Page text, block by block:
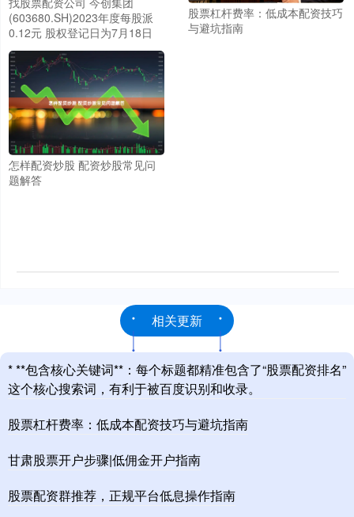
(603680.SH)2023年度每股派
0.12元 股权登记日为7月18日
股票杠杆费率：低成本配资技巧
与避坑指南
怎样配资炒股 配资炒股常见问
题解答
相关更新
* **包含核心关键词**：每个标题都精准包含了“股票配资排名”
这个核心搜索词，有利于被百度识别和收录。
股票杠杆费率：低成本配资技巧与避坑指南
甘肃股票开户步骤|低佣金开户指南
股票配资群推荐，正规平台低息操作指南